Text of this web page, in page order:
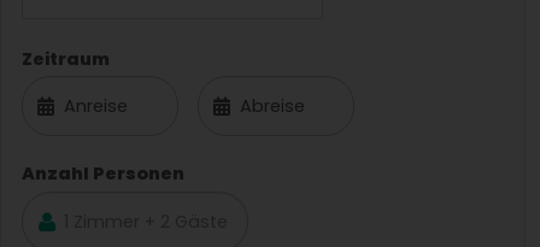
Zeitraum
Anzahl Personen